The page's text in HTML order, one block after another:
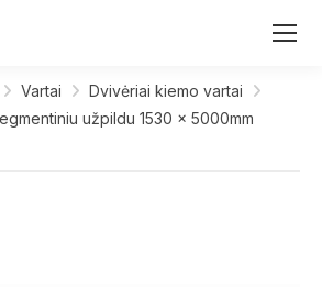
Vartai
Dvivėriai kiemo vartai
užpildu 1530 x 5000mm